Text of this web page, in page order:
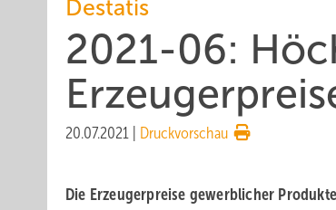
Destatis
2021-06:
20.07.2021 Druckvorschau
Die Erzeugerpreise gewerblicher